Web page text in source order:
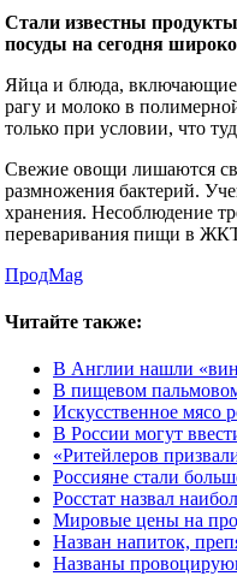
Стали известны
посуды на сегодня
Яйца и блюда, включающие
рагу и молоко в
только при условии, что
Свежие овощи лишаются
размножения бактерий.
хранения. Несоблюдение
переваривания пищи в
ПродMag
Читайте также:
В Англии нашли
В пищевом
Искусственное мясо
В России могут
«Ритейлеров
Россияне стали
Росстат назвал
Мировые цены на
Назван напиток,
Названы